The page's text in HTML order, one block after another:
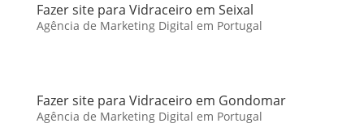
Fazer site para Vidraceiro em Seixal
Agência de Marketing Digital em Portugal
Fazer site para Vidraceiro em Gondomar
Agência de Marketing Digital em Portugal